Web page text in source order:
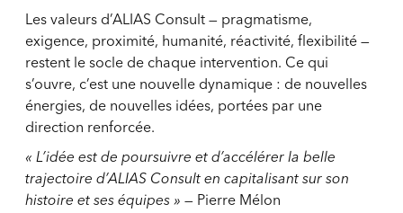
Les valeurs d’ALIAS Consult — pragmatisme,
exigence, proximité, humanité, réactivité, flexibilité —
restent le socle de chaque intervention. Ce qui
s’ouvre, c’est une nouvelle dynamique : de nouvelles
énergies, de nouvelles idées, portées par une
direction renforcée.
« L’idée est de poursuivre et d’accélérer la belle
trajectoire d’ALIAS Consult en capitalisant sur son
histoire et ses équipes » — Pierre Mélon